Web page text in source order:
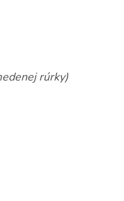
rúrky)